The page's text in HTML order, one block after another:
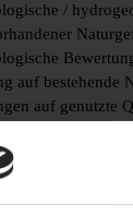
/
auf bestehende
auf genutzte
auf Naturraum